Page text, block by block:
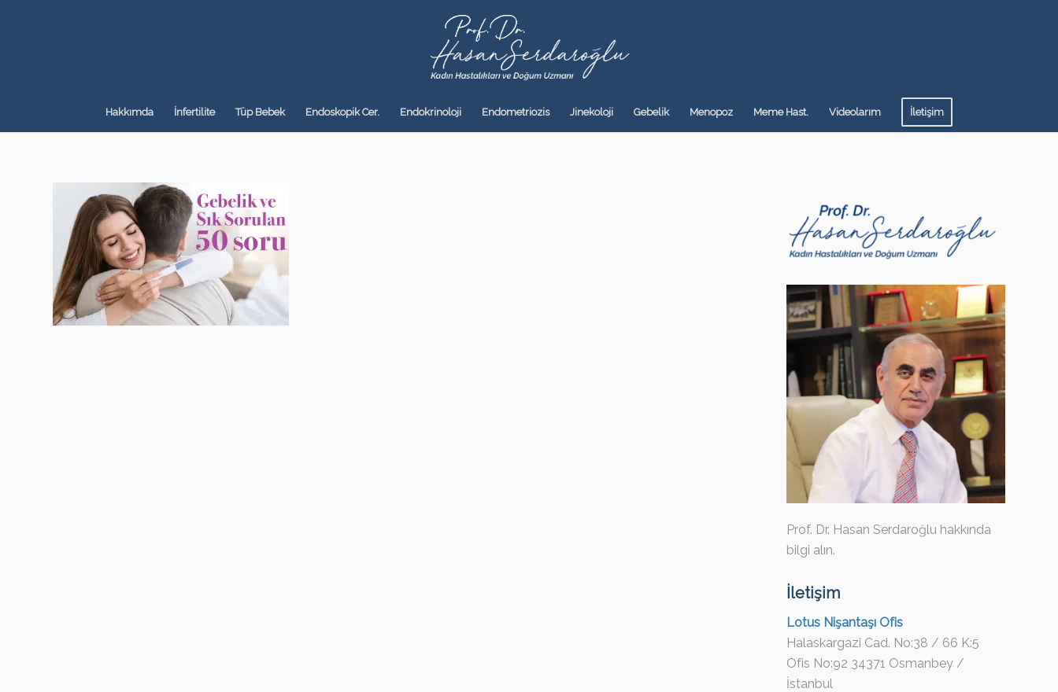
Hakkımda İnfertilite Tüp Bebek Endoskopik Cer. Endokrinoloji Endometriozis Jinekoloji Gebelik Menopoz Meme Hast. Videolarım İletişim
Prof. Dr. Hasan Serdaroğlu hakkında
bilgi alın.
İletişim
Lotus Nişantaşı Ofis
Halaskargazi Cad. No:38 / 66 K:5
Ofis No:92 34371 Osmanbey /
İstanbul